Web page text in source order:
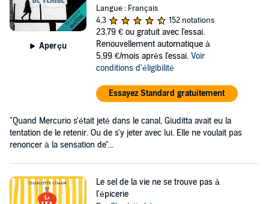
Aperçu
Langue : Français
4,3
152 notations
23,79 € ou gratuit avec l'essai.
Renouvellement automatique à
5,99 €/mois après l'essai. Voir
conditions d'éligibilité
Essayez Standard gratuitement
"Quand Mercurio s'était jeté dans le canal, Giuditta avait eu la
tentation de le retenir. Ou de s'y jeter avec lui. Elle ne voulait pas
renoncer à la sensation de"...
Le sel de la vie ne se trouve pas à
l'épicerie